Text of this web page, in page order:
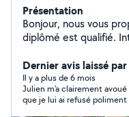
Présentation
Bonjour, nous vous
diplômé est qualifié. Intervention sous 24h ! Entreprise
gouttières - isolation des
charpente - rénovation de toiture & faîtage -
restauration complète de
panneaux solaires - traitement hydrofuge - étanchéité
Dernier avis laissé
Il y a plus de 6 mois
Julien m'a clairement
que je lui ai refusé